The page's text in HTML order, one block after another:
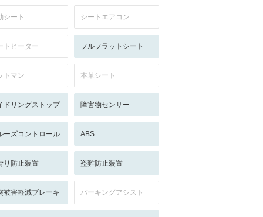
シート シートエアコン
トヒーター フルフラットシート
トマン 本革シート
ドリングストップ 障害物センサー
ーズコントロール ABS
り防止装置 盗難防止装置
被害軽減ブレーキ パーキングアシスト